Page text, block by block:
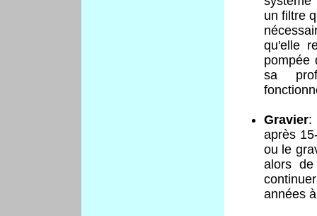
un filtre
qu'elle
pompée
sa
Gravier:
après
ou le
alors
années